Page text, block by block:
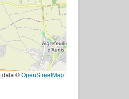
data ©OpenStreetMap